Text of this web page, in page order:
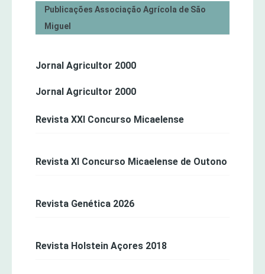
Publicações Associação Agrícola de São
Miguel
Jornal Agricultor 2000
Jornal Agricultor 2000
Revista XXI Concurso Micaelense
Revista XI Concurso Micaelense de Outono
Revista Genética 2026
Revista Holstein Açores 2018